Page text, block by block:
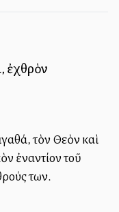
ἐχθρὸν
τὸν Θεὸν καὶ
ἐναντίον τοῦ
των.